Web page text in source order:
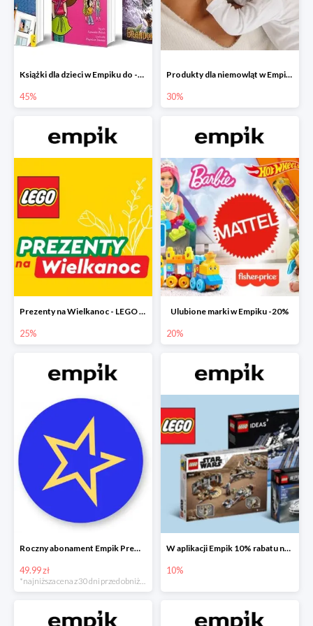
Książki dla dzieci w Empiku do -45%
45%
Produkty dla niemowląt w Empiku do -30%
30%
Prezenty na Wielkanoc - LEGO w Empiku do -25%
25%
Ulubione marki w Empiku -20%
20%
Roczny abonament Empik Premium w super cenie
49.99 zł
*najniższa cena z 30 dni przed obniżką
W aplikacji Empik 10% rabatu na klocki LEGO
10%